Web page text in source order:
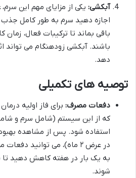
آبکشی: یکی از مزایای مهم این سرم،
اجازه دهید سرم به طور کامل
باقی بماند تا ترکیبات فعال، زمان
باشند. آبکشی زودهنگام می
دهد.
توصیه های تکمیلی
دفعات مصرف: برای فاز اولیه
استفاده شود. پس از مشاهده
در عرض ۲ ماه)، می توانید
به یک بار در هفته کاهش دهید
شوند.